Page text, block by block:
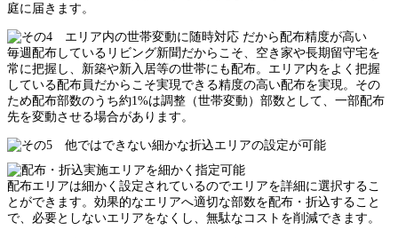
庭に届きます。
毎週配布しているリビング新聞だからこそ、空き家や長期留守宅を
常に把握し、新築や新入居等の世帯にも配布。エリア内をよく把握
している配布員だからこそ実現できる精度の高い配布を実現。その
ため配布部数のうち約1%は調整（世帯変動）部数として、一部配布
先を変動させる場合があります。
配布エリアは細かく設定されているのでエリアを詳細に選択するこ
とができます。効果的なエリアへ適切な部数を配布・折込すること
で、必要としないエリアをなくし、無駄なコストを削減できます。